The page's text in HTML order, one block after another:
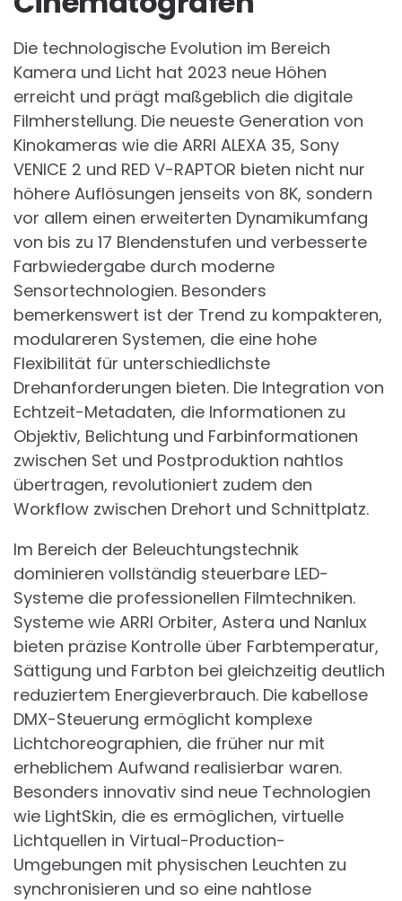
Die technologische Evolution im Bereich
Kamera und Licht hat 2023 neue Höhen
erreicht und prägt maßgeblich die digitale
Filmherstellung. Die neueste Generation von
Kinokameras wie die ARRI ALEXA 35, Sony
VENICE 2 und RED V-RAPTOR bieten nicht nur
höhere Auflösungen jenseits von 8K, sondern
vor allem einen erweiterten Dynamikumfang
von bis zu 17 Blendenstufen und verbesserte
Farbwiedergabe durch moderne
Sensortechnologien. Besonders
bemerkenswert ist der Trend zu kompakteren,
modulareren Systemen, die eine hohe
Flexibilität für unterschiedlichste
Drehanforderungen bieten. Die Integration von
Echtzeit-Metadaten, die Informationen zu
Objektiv, Belichtung und Farbinformationen
zwischen Set und Postproduktion nahtlos
übertragen, revolutioniert zudem den
Workflow zwischen Drehort und Schnittplatz.
Im Bereich der Beleuchtungstechnik
dominieren vollständig steuerbare LED-
Systeme die professionellen Filmtechniken.
Systeme wie ARRI Orbiter, Astera und Nanlux
bieten präzise Kontrolle über Farbtemperatur,
Sättigung und Farbton bei gleichzeitig deutlich
reduziertem Energieverbrauch. Die kabellose
DMX-Steuerung ermöglicht komplexe
Lichtchoreographien, die früher nur mit
erheblichem Aufwand realisierbar waren.
Besonders innovativ sind neue Technologien
wie LightSkin, die es ermöglichen, virtuelle
Lichtquellen in Virtual-Production-
Umgebungen mit physischen Leuchten zu
synchronisieren und so eine nahtlose